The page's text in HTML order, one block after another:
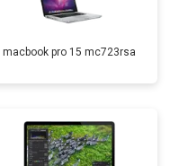
macbook pro 15 mc723rsa